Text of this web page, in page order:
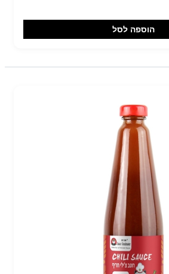
הוספה לסל